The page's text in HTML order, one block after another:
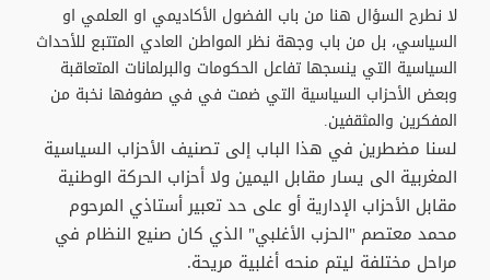
لا نطرح السؤال هنا من باب الفضول الأكاديمي او العلمي او
السياسي، بل من باب وجهة نظر المواطن العادي المتتبع للأحداث
السياسية التي ينسجها تفاعل الحكومات والبرلمانات المتعاقبة
وبعض الأحزاب السياسية التي ضمت في في صفوفها نخبة من
المفكرين والمثقفين.
لسنا مضطرين في هذا الباب إلى تصنيف الأحزاب السياسية
المغربية الى يسار مقابل اليمين ولا أحزاب الحركة الوطنية
مقابل الأحزاب الإدارية أو على حد تعبير أستاذي المرحوم
محمد معتصم "الحزب الأغلبي" الذي كان صنيع النظام في
مراحل مختلفة ليتم منحه أغلبية مريحة.